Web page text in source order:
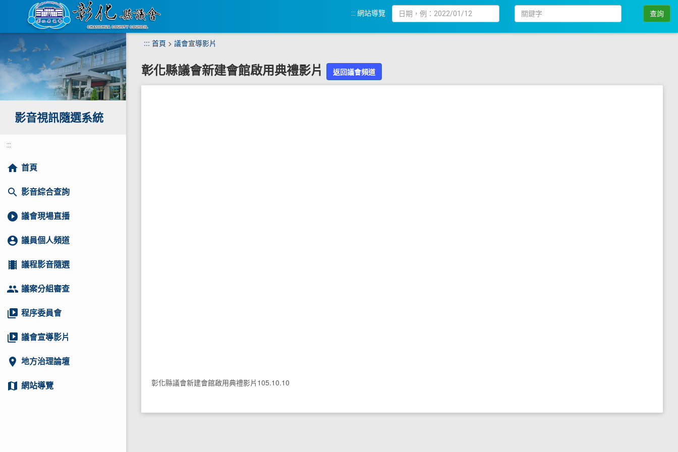
主
要
容
區
::: 網站導覽
期
鍵
查詢
影音視訊隨選系統
:::
home 首頁
search 影音綜合查詢
play_circle_filled 議會現場直播
account_circle 議員個人頻道
local_movies 議程影音隨選
group 議案分組審查
video_library 程序委員會
video_library 議會宣導影片
location_on 地方治理論壇
map 網站導覽
::: 首頁 > 議會宣導影片
彰化縣議會新建會館啟用典禮影片 返回議會頻道
彰化縣議會新建會館啟用典禮影片105.10.10